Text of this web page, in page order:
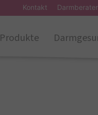
Kontakt
Produkte